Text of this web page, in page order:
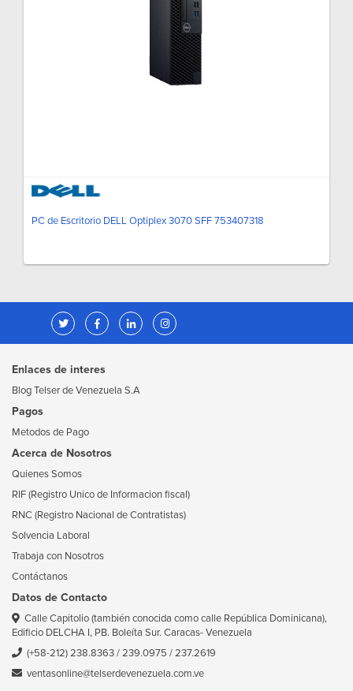
PC de Escritorio DELL Optiplex 3070 SFF 753407318
Enlaces de interes
Blog Telser de Venezuela S.A
Pagos
Metodos de Pago
Acerca de Nosotros
Quienes Somos
RIF (Registro Unico de Informacion fiscal)
RNC (Registro Nacional de Contratistas)
Solvencia Laboral
Trabaja con Nosotros
Contáctanos
Datos de Contacto
Calle Capitolio (también conocida como calle República Dominicana),
Edificio DELCHA I, PB. Boleíta Sur. Caracas- Venezuela
(+58-212) 238.8363/239.0975 /237.2619
ventasonline@telserdevenezuela.com.ve